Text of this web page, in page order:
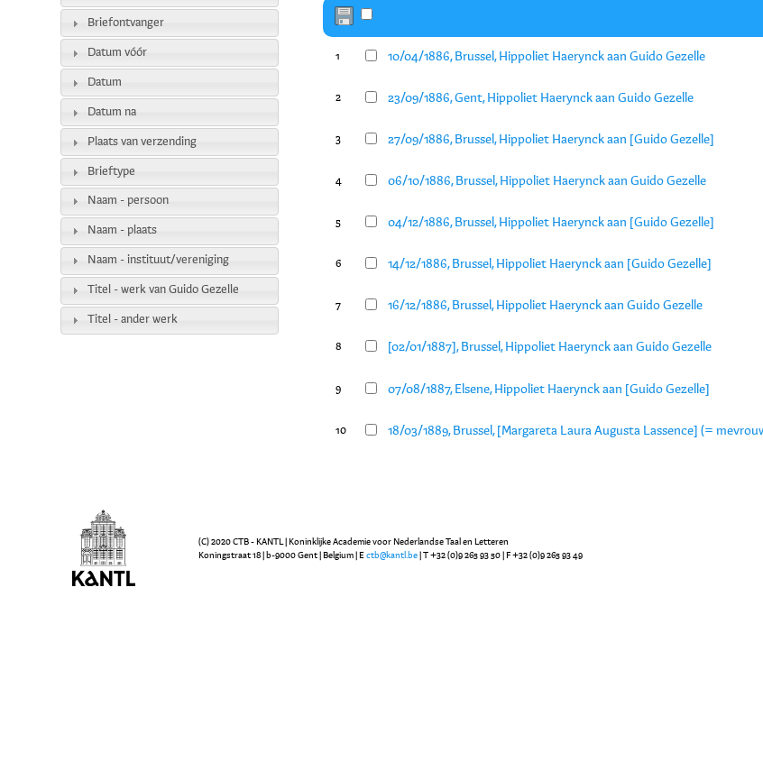
1 10/04/1886, Brussel, Hippoliet Haerynck aan Guido Gezelle
2 23/09/1886, Gent, Hippoliet Haerynck aan Guido Gezelle
3 27/09/1886, Brussel, Hippoliet Haerynck aan [Guido Gezelle]
4 06/10/1886, Brussel, Hippoliet Haerynck aan Guido Gezelle
5 04/12/1886, Brussel, Hippoliet Haerynck aan [Guido Gezelle]
6 14/12/1886, Brussel, Hippoliet Haerynck aan [Guido Gezelle]
7 16/12/1886, Brussel, Hippoliet Haerynck aan Guido Gezelle
8 [02/01/1887], Brussel, Hippoliet Haerynck aan Guido Gezelle
9 07/08/1887, Elsene, Hippoliet Haerynck aan [Guido Gezelle]
10 18/03/1889, Brussel, [Margareta Laura Augusta Lassence] (=
Briefontvanger
Datum vóór
Datum
Datum na
Plaats van verzending
Brieftype
Naam - persoon
Naam - plaats
Naam - instituut/vereniging
Titel - werk van Guido Gezelle
Titel - ander werk
(C) 2020 CTB - KANTL | Koninklijke Academie voor Nederlandse Taal en Letteren
Koningstraat 18 | b-9000 Gent | Belgium | Ectb@kantl.be | T +32 (0)9 265 93 50 | F +32 (0)9 265 93 49